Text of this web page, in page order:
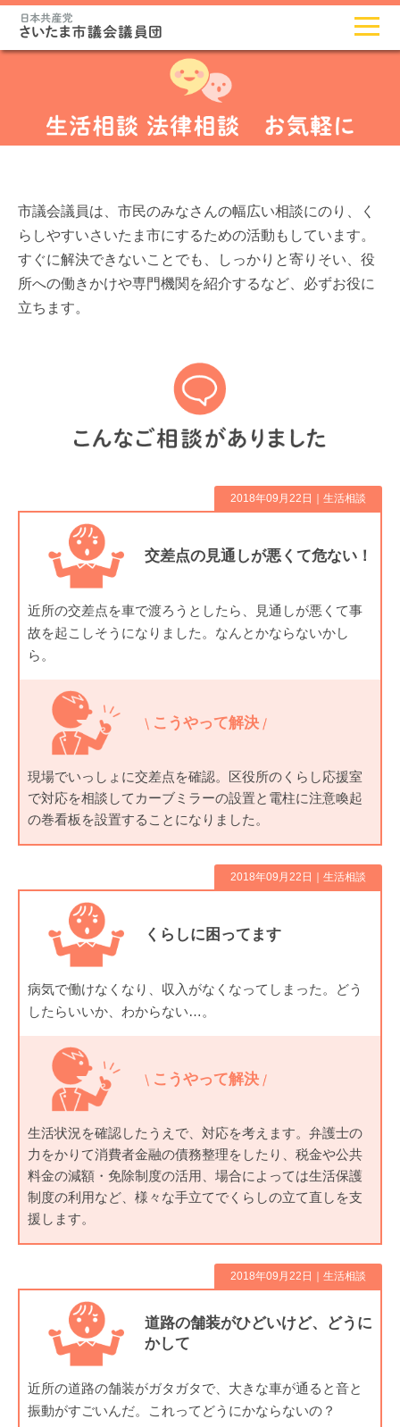
市議会議員は、市民のみなさんの幅広い相談にのり、く
らしやすいさいたま市にするための活動もしています。
すぐに解決できないことでも、しっかりと寄りそい、役
所への働きかけや専門機関を紹介するなど、必ずお役に
立ちます。
2018年09月22日｜ 生活相談
交差点の見通しが悪くて危ない！
近所の交差点を車で渡ろうとしたら、見通しが悪くて事
故を起こしそうになりました。なんとかならないかし
ら。
こうやって解決
現場でいっしょに交差点を確認。区役所のくらし応援室
で対応を相談してカーブミラーの設置と電柱に注意喚起
の巻看板を設置することになりました。
2018年09月22日｜ 生活相談
くらしに困ってます
病気で働けなくなり、収入がなくなってしまった。どう
したらいいか、わからない…。
こうやって解決
生活状況を確認したうえで、対応を考えます。弁護士の
力をかりて消費者金融の債務整理をしたり、税金や公共
料金の減額・免除制度の活用、場合によっては生活保護
制度の利用など、様々な手立てでくらしの立て直しを支
援します。
2018年09月22日｜ 生活相談
道路の舗装がひどいけど、どうに
かして
近所の道路の舗装がガタガタで、大きな車が通ると音と
振動がすごいんだ。これってどうにかならないの？